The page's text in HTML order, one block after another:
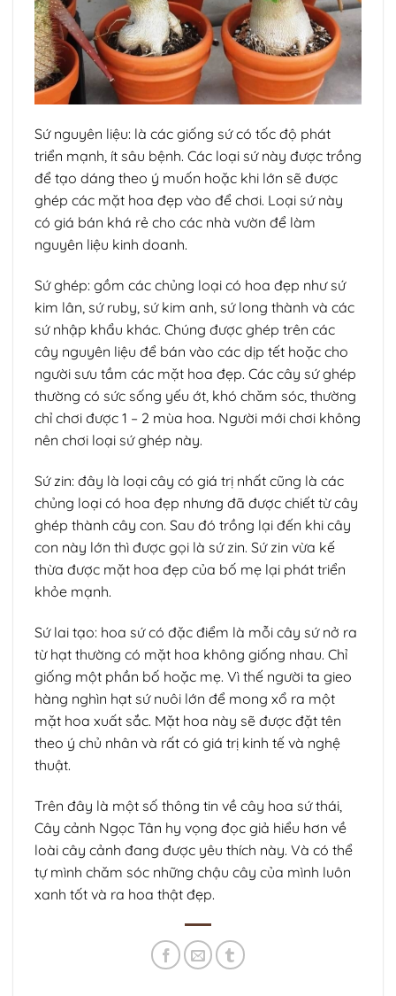
Sứ nguyên liệu: là các giống sứ có tốc độ phát
triển mạnh, ít sâu bệnh. Các loại sứ này được trồng
để tạo dáng theo ý muốn hoặc khi lớn sẽ được
ghép các mặt hoa đẹp vào để chơi. Loại sứ này
có giá bán khá rẻ cho các nhà vườn để làm
nguyên liệu kinh doanh.
Sứ ghép: gồm các chủng loại có hoa đẹp như sứ
kim lân, sứ ruby, sứ kim anh, sứ long thành và các
sứ nhập khẩu khác. Chúng được ghép trên các
cây nguyên liệu để bán vào các dịp tết hoặc cho
người sưu tầm các mặt hoa đẹp. Các cây sứ ghép
thường có sức sống yếu ớt, khó chăm sóc, thường
chỉ chơi được 1 – 2 mùa hoa. Người mới chơi không
nên chơi loại sứ ghép này.
Sứ zin: đây là loại cây có giá trị nhất cũng là các
chủng loại có hoa đẹp nhưng đã được chiết từ cây
ghép thành cây con. Sau đó trồng lại đến khi cây
con này lớn thì được gọi là sứ zin. Sứ zin vừa kế
thừa được mặt hoa đẹp của bố mẹ lại phát triển
khỏe mạnh.
Sứ lai tạo: hoa sứ có đặc điểm là mỗi cây sứ nở ra
từ hạt thường có mặt hoa không giống nhau. Chỉ
giống một phần bố hoặc mẹ. Vì thế người ta gieo
hàng nghìn hạt sứ nuôi lớn để mong xổ ra một
mặt hoa xuất sắc. Mặt hoa này sẽ được đặt tên
theo ý chủ nhân và rất có giá trị kinh tế và nghệ
thuật.
Trên đây là một số thông tin về cây hoa sứ thái,
Cây cảnh Ngọc Tân hy vọng đọc giả hiểu hơn về
loài cây cảnh đang được yêu thích này. Và có thể
tự mình chăm sóc những chậu cây của mình luôn
xanh tốt và ra hoa thật đẹp.